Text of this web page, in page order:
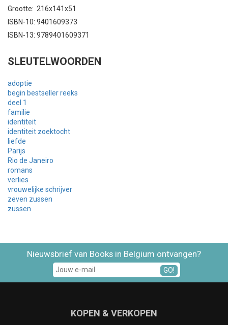
Grootte: 216x141x51
ISBN-10: 9401609373
ISBN-13: 9789401609371
SLEUTELWOORDEN
adoptie
begin bestseller reeks
deel 1
familie
identiteit
identiteit zoektocht
liefde
Parijs
Rio de Janeiro
romans
verlies
vrouwelijke schrijver
zeven zussen
zussen
Nieuwsbrief van Books in Belgium ontvangen?
GO!
KOPEN & VERKOPEN